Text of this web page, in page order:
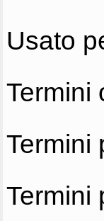
Usato
Termini
Termini
Termini